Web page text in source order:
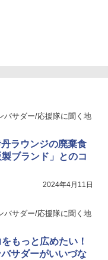
力 小型 緑色/赤色/青紫色
長距離照射 長時間使用
高安全性 金属製耐久 コ
空気抜き 自動停止 過熱
類ノズル付き
バサダー/応援隊に聞く地
ラウンジの廃棄食
ブランド」とのコ
2024年4月11日
バサダー/応援隊に聞く地
もっと広めたい！
サダーがいいづな